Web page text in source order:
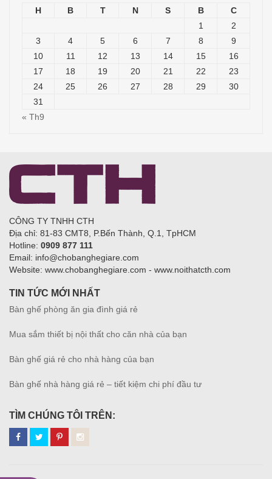
H B T N S B
C
1
2
3
4 5 6 7 8
9
10
11 12 13 14 15
16
17
18 19 20 21 22
23
24
25 26 27 28 29
30
31
« Th9
CÔNG TY TNHH CTH
Địa chỉ: 81-83 CMT8, P.Bến Thành, Q.1, TpHCM
Hotline: 0909 877 111
Email: info@chobanghegiare.com
Website: www.chobanghegiare.com - www.noithatcth.com
TIN TỨC MỚI NHẤT
Bàn ghế phòng ăn gia đình giá rẻ
Mua sắm thiết bị nội thất cho căn nhà của bạn
Bàn ghế giá rẻ cho nhà hàng của bạn
Bàn ghế nhà hàng giá rẻ – tiết kiệm chi phí đầu tư
TÌM CHÚNG TÔI TRÊN: